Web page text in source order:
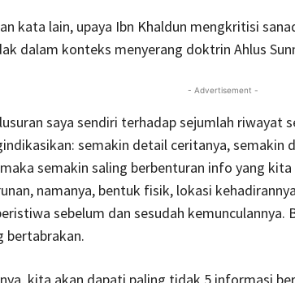
kata lain, upaya Ibn Khaldun mengkritisi
dalam konteks menyerang doktrin Ahlus
- Advertisement -
saya sendiri terhadap sejumlah riwayat
semakin detail ceritanya, semakin
semakin saling berbenturan info yang
namanya, bentuk fisik, lokasi
sebelum dan sesudah kemunculannya.
bertabrakan.
kita akan dapati paling tidak 5 informasi